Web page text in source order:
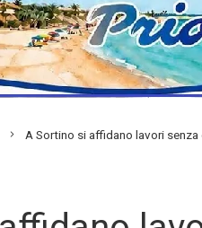
A Sortino si affidano lavori